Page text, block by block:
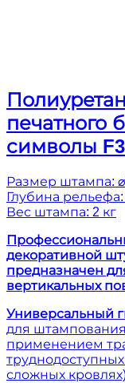
печатного
символы
Размер штампа:
Глубина
Вес штампа: 2 кг
декоративной
предназначен
вертикальных
Универсальный
для
применением
сложных